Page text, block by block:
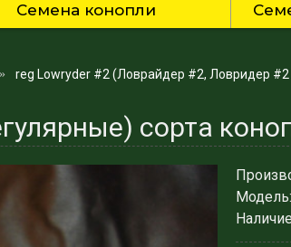
Семена конопли
reg Lowryder #2 (Ловрайдер #2, Ловридер #2
Модель: